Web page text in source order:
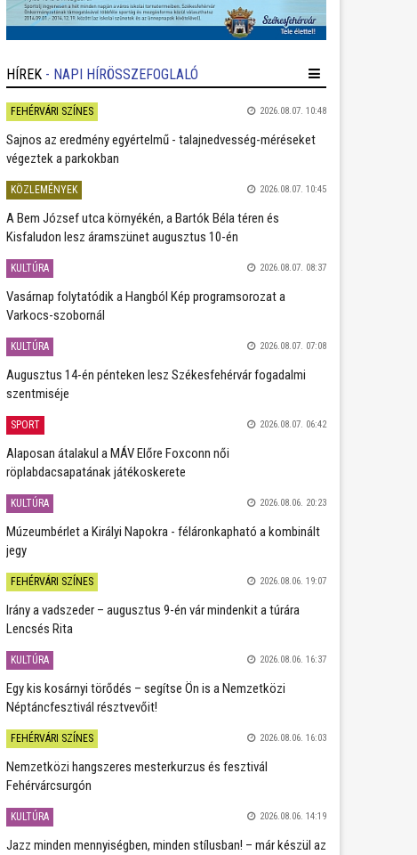
HÍREK - NAPI HÍRÖSSZEFOGLALÓ
FEHÉRVÁRI SZÍNES 2026.08.07. 10:48
Sajnos az eredmény egyértelmű - talajnedvesség-méréseket
végeztek a parkokban
KÖZLEMÉNYEK 2026.08.07. 10:45
A Bem József utca környékén, a Bartók Béla téren és
Kisfaludon lesz áramszünet augusztus 10-én
KULTÚRA 2026.08.07. 08:37
Vasárnap folytatódik a Hangból Kép programsorozat a
Varkocs-szobornál
KULTÚRA 2026.08.07. 07:08
Augusztus 14-én pénteken lesz Székesfehérvár fogadalmi
szentmiséje
SPORT 2026.08.07. 06:42
Alaposan átalakul a MÁV Előre Foxconn női
röplabdacsapatának játékoskerete
KULTÚRA 2026.08.06. 20:23
Múzeumbérlet a Királyi Napokra - féláronkapható a kombinált
jegy
FEHÉRVÁRI SZÍNES 2026.08.06. 19:07
Irány a vadszeder – augusztus 9-én vár mindenkit a túrára
Lencsés Rita
KULTÚRA 2026.08.06. 16:37
Egy kis kosárnyi törődés – segítse Ön is a Nemzetközi
Néptáncfesztivál résztvevőit!
FEHÉRVÁRI SZÍNES 2026.08.06. 16:03
Nemzetközi hangszeres mesterkurzus és fesztivál
Fehérvárcsurgón
KULTÚRA 2026.08.06. 14:19
Jazz minden mennyiségben, minden stílusban! – már készül az